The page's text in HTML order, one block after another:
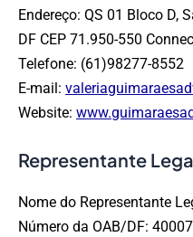
Endereço: QS 01 Bloco D,
DF CEP 71.950-550
Telefone: (61)98277-8552
E-mail:
Website:
Representante
Nome do Representante
Número da OAB/DF: 40007